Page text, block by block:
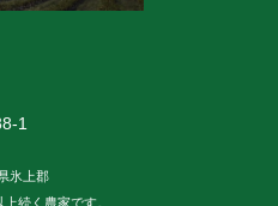
1
氷上郡
続く農家です。